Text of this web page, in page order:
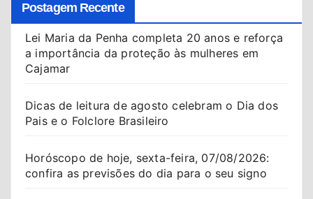
Postagem Recente
Lei Maria da Penha completa 20 anos e reforça
a importância da proteção às mulheres em
Cajamar
Dicas de leitura de agosto celebram o Dia dos
Pais e o Folclore Brasileiro
Horóscopo de hoje, sexta-feira, 07/08/2026:
confira as previsões do dia para o seu signo